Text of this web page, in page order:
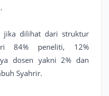
jika dilihat dari struktur
84% peneliti, 12%
dosen yakni 2% dan
Syahrir.